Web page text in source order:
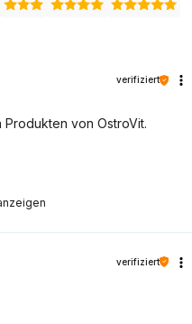
verifiziert
von OstroVit.
verifiziert